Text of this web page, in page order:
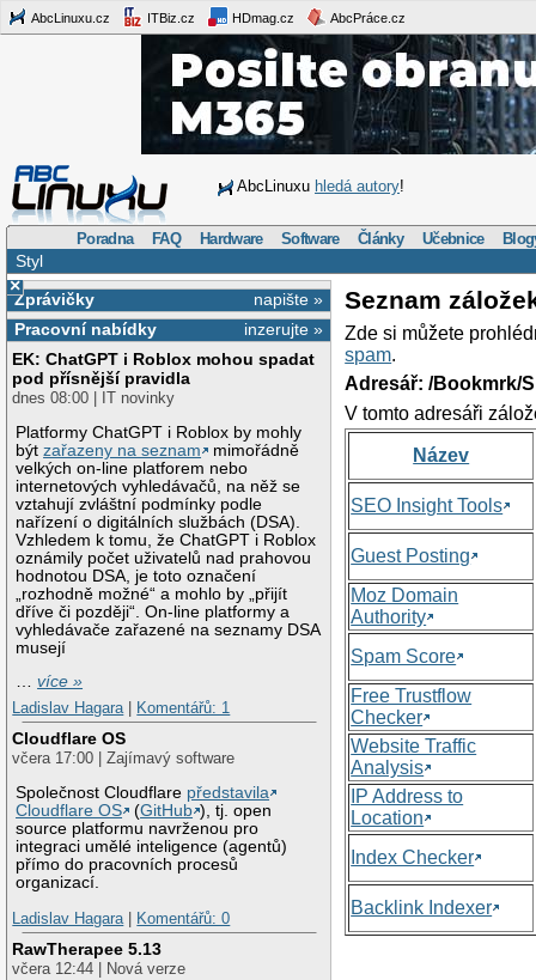
AbcLinuxu.cz ITBiz.cz HDmag.cz AbcPráce.cz
AbcLinuxu hledá autory!
Poradna FAQ Hardware Software Články Učebnice
Styl
×
napište »
Zprávičky
inzerujte »
Pracovní nabídky
EK: ChatGPT i Roblox mohou spadat
pod přísnější pravidla
dnes 08:00 | IT novinky
Platformy ChatGPT i Roblox by mohly
býtzařazeny na seznam
mimořádně
velkých on-line platforem nebo
internetových vyhledávačů, na něž se
vztahují zvláštní podmínky podle
nařízení o digitálních službách (DSA).
Vzhledem k tomu, že ChatGPT i Roblox
oznámily počet uživatelů nad prahovou
hodnotou DSA, je toto označení
„rozhodně možné“ a mohlo by „přijít
dříve či později“. On-line platformy a
vyhledávače zařazené na seznamy DSA
musejí
…více »
Ladislav Hagara
Komentářů: 1
Cloudflare OS
včera 17:00 | Zajímavý software
Společnost Cloudflare představila
Cloudflare OS
(GitHub ), tj. open
source platformu navrženou pro
integraci umělé inteligence (agentů)
přímo do pracovních procesů
organizací.
Ladislav Hagara
Komentářů: 0
RawTherapee 5.13
včera 12:44 | Nová verze
Seznam
Zde si můžete
spam.
Adresář: /Bookmrk/
V tomto adresáři
Název
SEO Insight Tools
Guest Posting
Moz Domain
Authority
Spam Score
Free Trustflow
Checker
Website Traffic
Analysis
IP Address to
Location
Index Checker
Backlink Indexer